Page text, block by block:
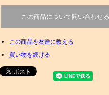
この商品について問い合わせる
この商品を友達に教える
買い物を続ける